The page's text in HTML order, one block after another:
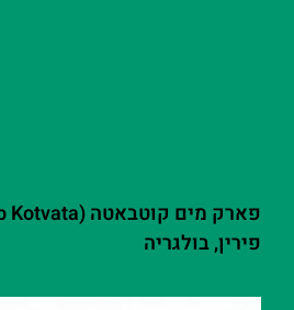
פירין, בולגריה